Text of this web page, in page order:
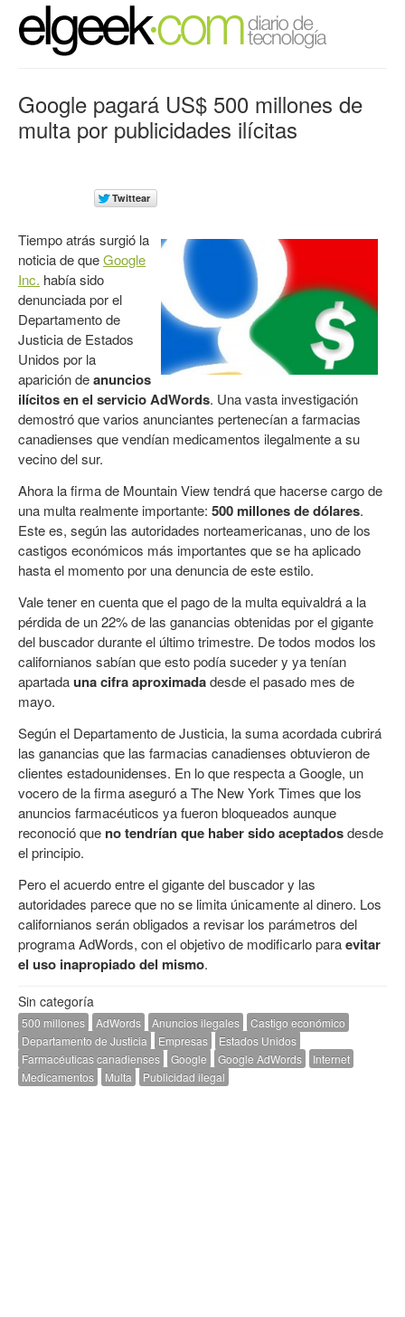
Google pagará US$ 500 millones de
multa por publicidades ilícitas
Tiempo atrás surgió la
noticia de queGoogle
Inc. había sido
denunciada por el
Departamento de
Justicia de Estados
Unidos por la
aparición deanuncios
ilícitos en el servicio AdWords. Una vasta investigación
demostró que varios anunciantes pertenecían a farmacias
canadienses que vendían medicamentos ilegalmente a su
vecino del sur.
Ahora la firma de Mountain View tendrá que hacerse cargo de
una multa realmente importante: 500 millones de dólares.
Este es, según las autoridades norteamericanas, uno de los
castigos económicos más importantes que se ha aplicado
hasta el momento por una denuncia de este estilo.
Vale tener en cuenta que el pago de la multa equivaldrá a la
pérdida de un 22% de las ganancias obtenidas por el gigante
del buscador durante el último trimestre. De todos modos los
californianos sabían que esto podía suceder y ya tenían
apartadauna cifra aproximadadesde el pasado mes de
mayo.
Según el Departamento de Justicia, la suma acordada cubrirá
las ganancias que las farmacias canadienses obtuvieron de
clientes estadounidenses. En lo que respecta a Google, un
vocero de la firma aseguró a The New York Times que los
anuncios farmacéuticos ya fueron bloqueados aunque
reconoció que no tendrían que haber sido aceptadosdesde
el principio.
Pero el acuerdo entre el gigante del buscador y las
autoridades parece que no se limita únicamente al dinero. Los
californianos serán obligados a revisar los parámetros del
programa AdWords, con el objetivo de modificarlo paraevitar
el uso inapropiado del mismo.
Sin categoría
500 millones AdWords Anuncios ilegales
Castigo económico
Departamento de Justicia
Empresas
Estados Unidos
Farmacéuticas canadienses
Google Google AdWords
Internet
Medicamentos
Multa Publicidad ilegal